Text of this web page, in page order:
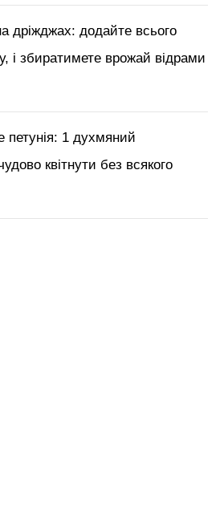
дріжджах: додайте всього
і збиратимете врожай відрами
петунія: 1 духмяний
квітнути без всякого